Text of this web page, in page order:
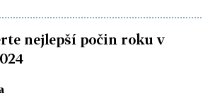
nejlepší počin roku v